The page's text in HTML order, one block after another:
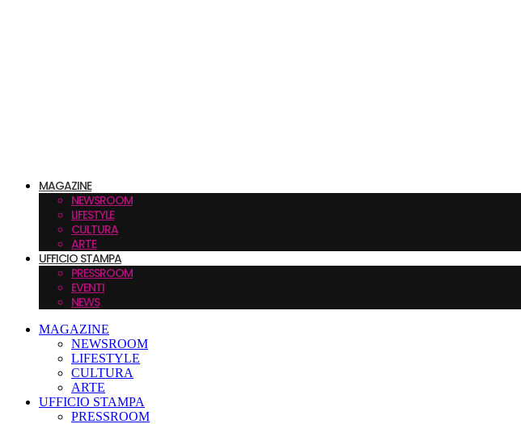
MAGAZINE
NEWSROOM
LIFESTYLE
CULTURA
ARTE
UFFICIO STAMPA
PRESSROOM
EVENTI
NEWS
MAGAZINE
NEWSROOM
LIFESTYLE
CULTURA
ARTE
UFFICIO STAMPA
PRESSROOM